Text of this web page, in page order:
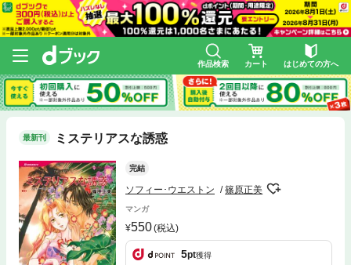
作品検索 カート はじめての方へ
最新刊 ミステリアスな誘惑
完結
ソフィー･ウエストン 篠原正美
マンガ
550(税込)
5pt獲得